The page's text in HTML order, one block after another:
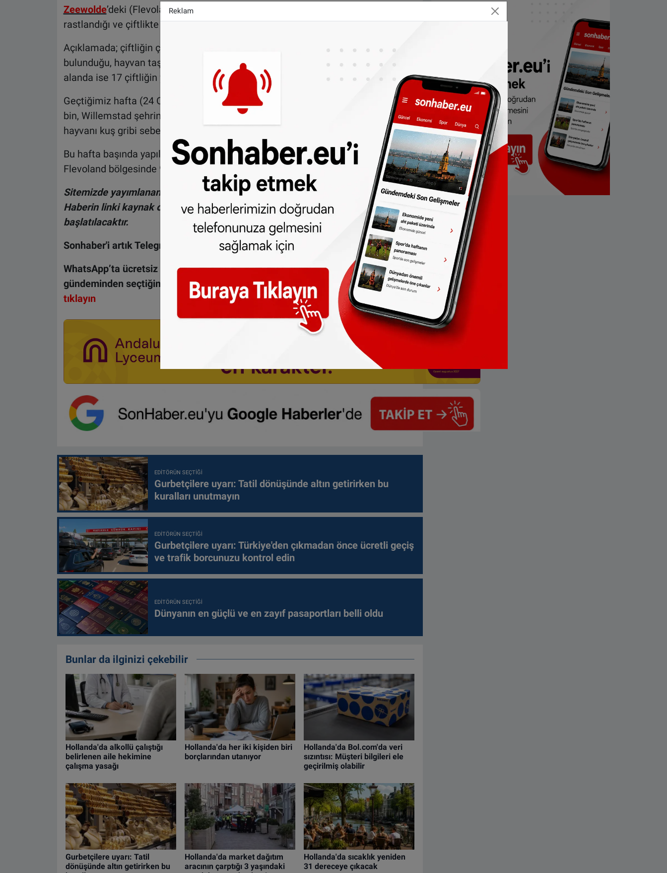
Zeewolde’deki (Flevoland) kümes hayvanı çiftliğinde de tehlikeli kuş gribine
rastlandığı ve çiftlikte bulunan 15 bin tavuğun itlaf edildiği belirtildi.
Açıklamada; çiftliğin çevresinde 3 kilometrelik alanda sadece 1 çiftlik
bulunduğu, hayvan taşımacılığının geçici olarak durdurulduğu 10 kilometrelik
alanda ise 17 çiftliğin yer aldığı belirtildi.
Geçtiğimiz hafta (24 Ocak 2022) Grootschermer şehrindeki bir çiftlikteki 170
bin, Willemstad şehrindeki çiftlikte 46 bin olmak üzere 200 binden fazla kümes
hayvanı kuş gribi sebebiyle itlaf edilmişti.
Bu hafta başında yapılan açıklamada da Gelderland bölgesinde 168 bin tavuk ve
Flevoland bölgesinde 9700 ördeğin kuş gribi nedeniyle itlaf edildiği belirtilmişti.
Sitemizde yayımlanan haberlerin her türlü hakkı SONHABER.eu’ya aittir.
Haberin linki kaynak olarak gösterilmeden alınan haberler için hukuki işlem
başlatılacaktır.
Sonhaber'i artık Telegram'da da takip edebilirsiniz:t.me/sonhabereu
WhatsApp’ta ücretsiz bültenimize abone olun, Hollanda ve diğer Avrupa ülkeleri
gündeminden seçtiğimiz haberler her gün telefonunuza gelsin!Abone olmak için
tıklayın
EDITÖRÜN SEÇTIĞI
Gurbetçilere uyarı: Tatil dönüşünde altın getirirken bu
kuralları unutmayın
EDITÖRÜN SEÇTIĞI
Gurbetçilere uyarı: Türkiye'den çıkmadan önce ücretli geçiş
ve trafik borcunuzu kontrol edin
EDITÖRÜN SEÇTIĞI
Dünyanın en güçlü ve en zayıf pasaportları belli oldu
Bunlar da ilginizi çekebilir
Hollanda'da alkollü çalıştığı
belirlenen aile hekimine
çalışma yasağı
Hollanda'da her iki kişiden biri
borçlarından utanıyor
Hollanda'da Bol.com'da veri
sızıntısı: Müşteri bilgileri ele
geçirilmiş olabilir
Gurbetçilere uyarı: Tatil
dönüşünde altın getirirken bu
Hollanda'da market dağıtım
aracının çarptığı 3 yaşındaki
Hollanda'da sıcaklık yeniden
31 dereceye çıkacak
Reklam